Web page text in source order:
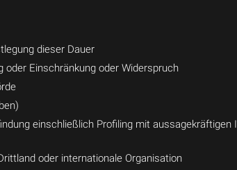
dieser Dauer
Einschränkung oder Widerspruch
einschließlich Profiling mit
oder internationale Organisation